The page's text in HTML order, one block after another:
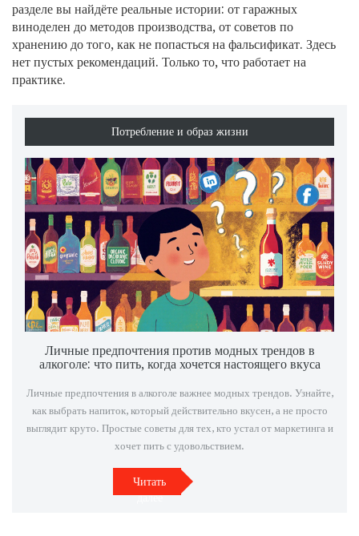
разделе вы найдёте реальные истории: от гаражных
виноделен до методов производства, от советов по
хранению до того, как не попасться на фальсификат. Здесь
нет пустых рекомендаций. Только то, что работает на
практике.
Потребление и образ жизни
Личные предпочтения против модных трендов в
алкоголе: что пить, когда хочется настоящего вкуса
Личные предпочтения в алкоголе важнее модных трендов. Узнайте,
как выбрать напиток, который действительно вкусен, а не просто
выглядит круто. Простые советы для тех, кто устал от маркетинга и
хочет пить с удовольствием.
Читать
далее